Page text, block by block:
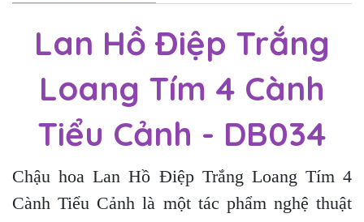
Lan Hồ Điệp Trắng
Loang Tím 4 Cành
Tiểu Cảnh - DB034
Chậu hoa Lan Hồ Điệp Trắng Loang Tím 4
Cành Tiểu Cảnh là một tác phẩm nghệ thuật